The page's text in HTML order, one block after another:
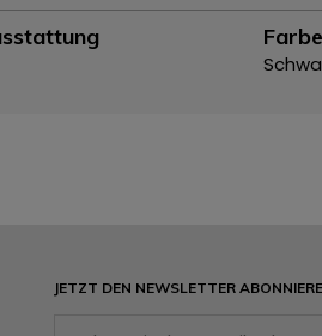
JETZT DEN NEWSLETTER